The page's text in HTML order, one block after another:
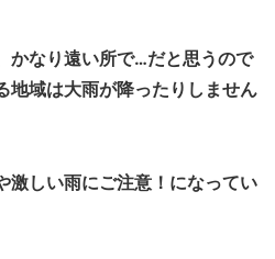
かなり遠い所で…だと思うので
地域は大雨が降ったりしません
激しい雨にご注意！になってい